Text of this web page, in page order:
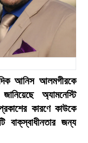
আনিস আলমগীরকে
অ্যামনেস্টি
কারণে কাউকে
জন্য